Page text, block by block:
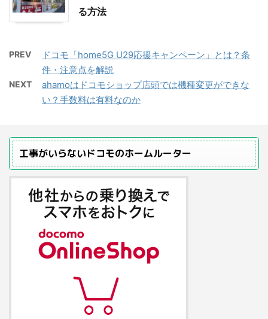
る方法
PREV
ドコモ「home5G U29応援キャンペーン」とは？条
件・注意点を解説
NEXT
ahamoはドコモショップ店頭では機種変更ができな
い？手数料は有料なのか
工事がいらないドコモのホームルーター